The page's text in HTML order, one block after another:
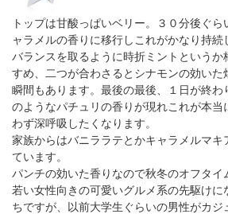
トップは甘酸っぱいベリー。３０分後ぐ
ャラメルの香りに移行しこれがかなり持
バランスを取るように時折ミントというか
すめ、二つが合わさるとシナモンの効いた
瞬間もあります。最後の最後、１日が終わ
のようなパチュリの香りが現れこれが本当
わず深呼吸したくなります。
家族からはバニララテとかキャラメルマキ
ています。
パンチの効いた香りなので秋冬のオフタイ
若い女性向きの可愛いグルメ系の先駆けに
ちですが、以前大学生ぐらいの男性がカジ